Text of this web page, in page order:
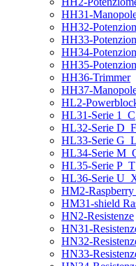
HH31-
HH32-
HH33-
HH34-
HH35-
HH36-Trimmer
HH37-
HL2-
HL31-Serie 1_C
HL32-Serie D_F
HL33-Serie G_L
HL34-Serie
HL35-Serie P_T
HL36-Serie
HM2-Raspberry
HM31-shield
HN2-Resistenze
HN31-
HN32-
HN33-